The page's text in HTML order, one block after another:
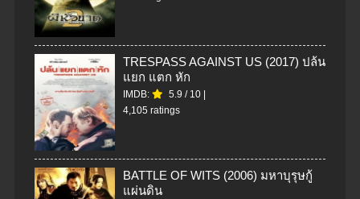
TRESPASS AGAINST US (2017) ปล้น
แยก แตก หัก
IMDB: 5.9 / 10
4,105 ratings
BATTLE OF WITS (2006) มหาบุรุษกู้
แผ่นดิน